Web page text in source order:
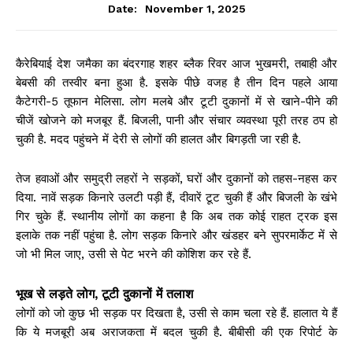
Date:
November 1, 2025
कैरेबियाई देश जमैका का बंदरगाह शहर ब्लैक रिवर आज भुखमरी, तबाही और
बेबसी की तस्वीर बना हुआ है. इसके पीछे वजह है तीन दिन पहले आया
कैटेगरी-5 तूफान मेलिसा. लोग मलबे और टूटी दुकानों में से खाने-पीने की
चीजें खोजने को मजबूर हैं. बिजली, पानी और संचार व्यवस्था पूरी तरह ठप हो
चुकी है. मदद पहुंचने में देरी से लोगों की हालत और बिगड़ती जा रही है.
तेज हवाओं और समुद्री लहरों ने सड़कों, घरों और दुकानों को तहस-नहस कर
दिया. नावें सड़क किनारे उलटी पड़ी हैं, दीवारें टूट चुकी हैं और बिजली के खंभे
गिर चुके हैं. स्थानीय लोगों का कहना है कि अब तक कोई राहत ट्रक इस
इलाके तक नहीं पहुंचा है. लोग सड़क किनारे और खंडहर बने सुपरमार्केट में से
जो भी मिल जाए, उसी से पेट भरने की कोशिश कर रहे हैं.
भूख से लड़ते लोग, टूटी दुकानों में तलाश
लोगों को जो कुछ भी सड़क पर दिखता है, उसी से काम चला रहे हैं. हालात ये हैं
कि ये मजबूरी अब अराजकता में बदल चुकी है. बीबीसी की एक रिपोर्ट के